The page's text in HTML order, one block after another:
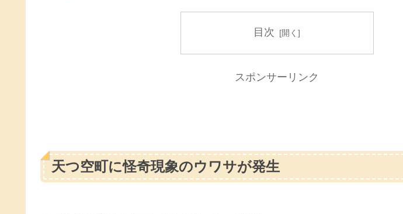
目次
スポンサーリンク
天つ空町に怪奇現象のウワサが発生